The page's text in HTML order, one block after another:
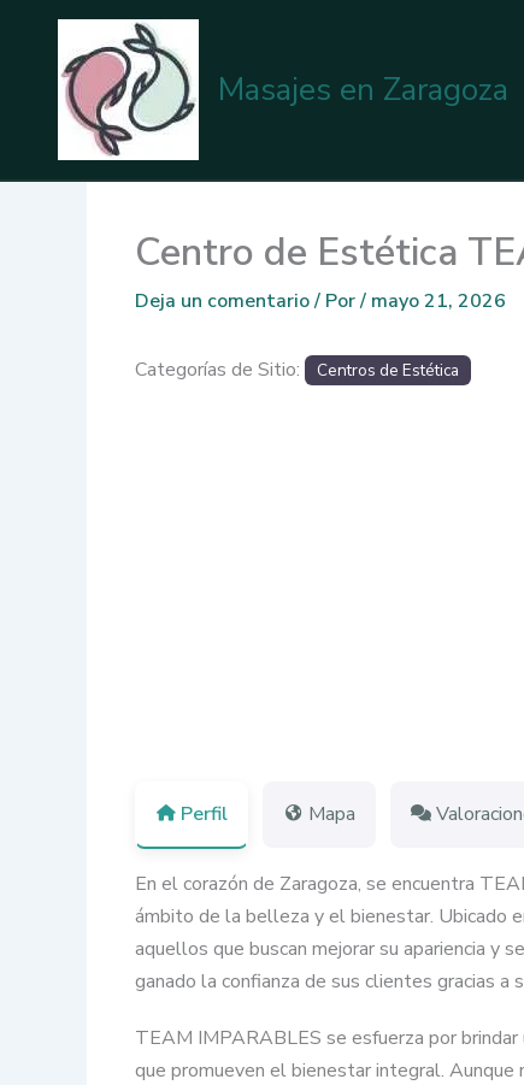
contenido
Masajes en Zaragoza
Centro de Estética
Deja un comentario/ Por/ mayo 21, 2026
Categorías de Sitio: Centros de Estética
Perfil Mapa
En el corazón de Zaragoza, se encuentra
ámbito de la belleza y el bienestar. Ubicado
aquellos que buscan mejorar su apariencia y
ganado la confianza de sus clientes gracias a
TEAM IMPARABLES se esfuerza por
que promueven el bienestar integral.